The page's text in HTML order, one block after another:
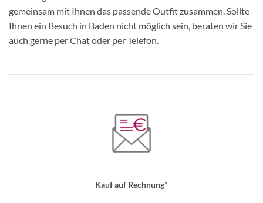
gemeinsam mit Ihnen das passende Outfit zusammen. Sollte
Ihnen ein Besuch in Baden nicht möglich sein, beraten wir Sie
auch gerne per Chat oder per Telefon.
Kauf auf Rechnung*